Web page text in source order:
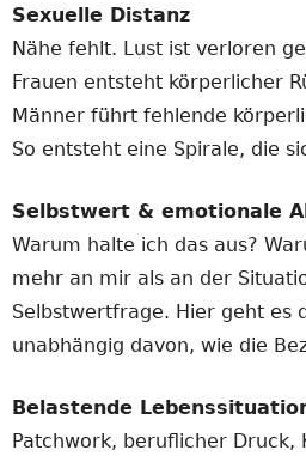
Sexuelle Distanz
Nähe fehlt. Lust ist verloren
Frauen entsteht körperlicher
Männer führt fehlende
So entsteht eine Spirale, die
Selbstwert & emotionale
Warum halte ich das aus?
mehr an mir als an der
Selbstwertfrage. Hier geht es
unabhängig davon, wie die
Belastende
Patchwork, beruflicher